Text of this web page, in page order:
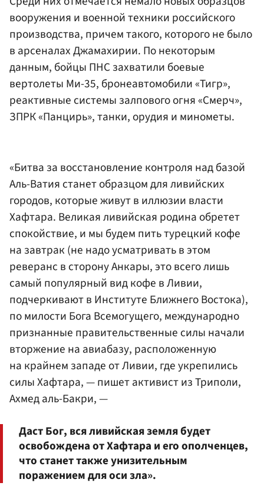
вооружения и военной техники российского
производства, причем такого, которого не было
в арсеналах Джамахирии. По некоторым
данным, бойцы ПНС захватили боевые
вертолеты Ми-35, бронеавтомобили «Тигр»,
реактивные системы залпового огня «Смерч»,
ЗПРК «Панцирь», танки, орудия и минометы.
«Битва за восстановление контроля над базой
Аль-Ватия станет образцом для ливийских
городов, которые живут в иллюзии власти
Хафтара. Великая ливийская родина обретет
спокойствие, и мы будем пить турецкий кофе
на завтрак (не надо усматривать в этом
реверанс в сторону Анкары, это всего лишь
самый популярный вид кофе в Ливии,
подчеркивают в Институте Ближнего Востока),
по милости Бога Всемогущего, международно
признанные правительственные силы начали
вторжение на авиабазу, расположенную
на крайнем западе от Ливии, где укрепились
силы Хафтара, — пишет активист из Триполи,
Ахмед аль-Бакри, —
Даст Бог, вся ливийская земля будет
освобождена от Хафтара и его ополченцев,
что станет также унизительным
поражением для оси зла».